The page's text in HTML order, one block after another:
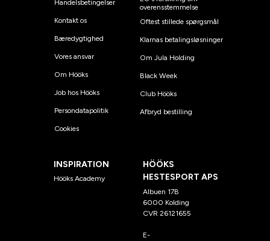
Handelsbetingelser
Kontakt os
Bæredygtighed
Vores ansvar
Om Hööks
Job hos Hööks
Persondatapolitik
Cookies
overensstemmelse
Oftest stillede spørgsmål
Klarnas betalingsløsninger
Om Jula Holding
Black Week
Club Hööks
Afbryd bestilling
INSPIRATION
Hööks Academy
HÖÖKS
HESTESPORT APS
Albuen 17B
6000 Kolding
CVR 26121655
E-